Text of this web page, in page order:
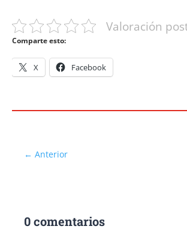
Valoración
Comparte esto:
X Facebook
←Anterior
0 comentarios